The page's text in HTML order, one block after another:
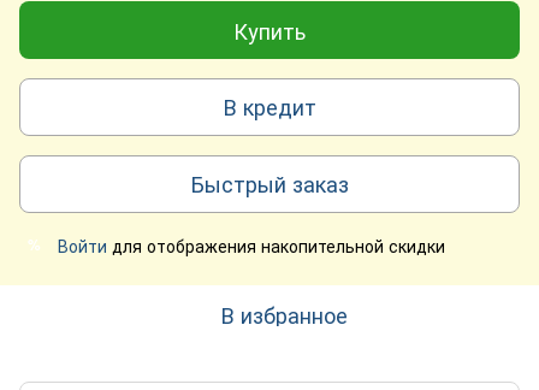
Купить
В кредит
Быстрый заказ
% Войти для отображения накопительной скидки
В избранное